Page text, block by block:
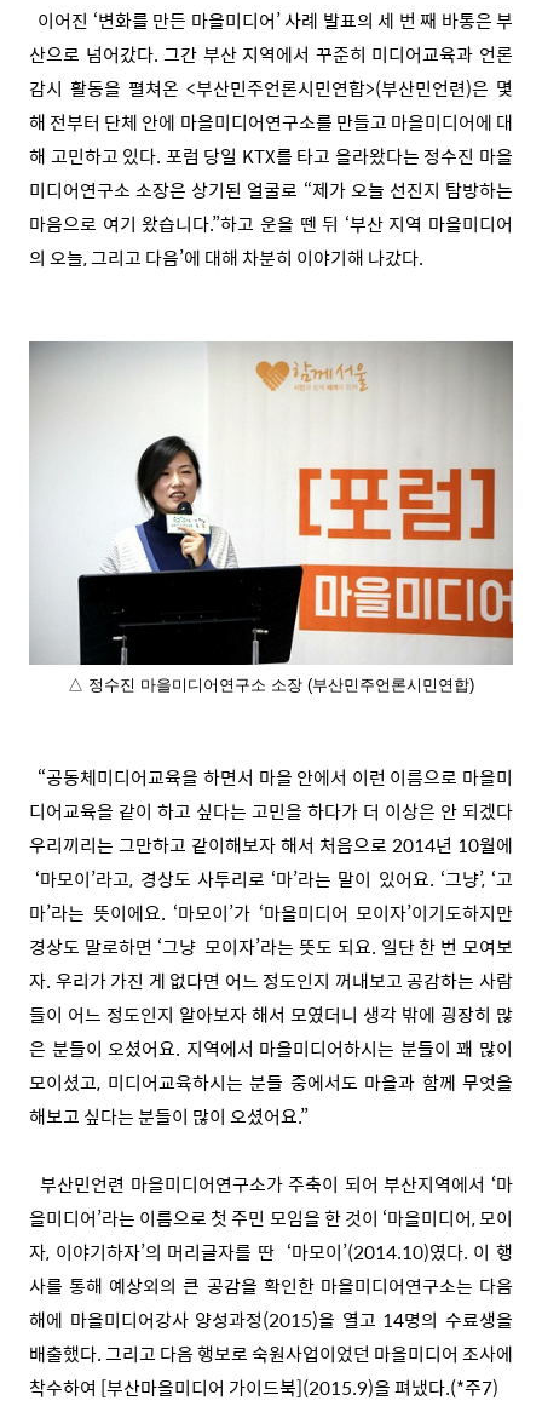
이어진 ‘변화를 만든 마을미디어’ 사례 발표의 세 번 째 바통은 부
산으로 넘어갔다. 그간 부산 지역에서 꾸준히 미디어교육과 언론
감시 활동을 펼쳐온 <부산민주언론시민연합>(부산민언련)은 몇
해 전부터 단체 안에 마을미디어연구소를 만들고 마을미디어에 대
해 고민하고 있다. 포럼 당일 KTX를 타고 올라왔다는 정수진 마을
미디어연구소 소장은 상기된 얼굴로 “제가 오늘 선진지 탐방하는
마음으로 여기 왔습니다.”하고 운을 뗀 뒤 ‘부산 지역 마을미디어
의 오늘, 그리고 다음’에 대해 차분히 이야기해 나갔다.
△ 정수진 마을미디어연구소 소장 (부산민주언론시민연합)
“공동체미디어교육을 하면서 마을 안에서 이런 이름으로 마을미
디어교육을 같이 하고 싶다는 고민을 하다가 더 이상은 안 되겠다
우리끼리는 그만하고 같이해보자 해서 처음으로 2014년 10월에
‘마모이’라고, 경상도 사투리로 ‘마’라는 말이 있어요. ‘그냥’, ‘고
마’라는 뜻이에요. ‘마모이’가 ‘마을미디어 모이자’이기도하지만
경상도 말로하면 ‘그냥 모이자’라는 뜻도 되요. 일단 한 번 모여보
자. 우리가 가진 게 없다면 어느 정도인지 꺼내보고 공감하는 사람
들이 어느 정도인지 알아보자 해서 모였더니 생각 밖에 굉장히 많
은 분들이 오셨어요. 지역에서 마을미디어하시는 분들이 꽤 많이
모이셨고, 미디어교육하시는 분들 중에서도 마을과 함께 무엇을
해보고 싶다는 분들이 많이 오셨어요.”
부산민언련 마을미디어연구소가 주축이 되어 부산지역에서 ‘마
을미디어’라는 이름으로 첫 주민 모임을 한 것이 ‘마을미디어, 모이
자, 이야기하자’의 머리글자를 딴 ‘마모이’(2014.10)였다. 이 행
사를 통해 예상외의 큰 공감을 확인한 마을미디어연구소는 다음
해에 마을미디어강사 양성과정(2015)을 열고 14명의 수료생을
배출했다. 그리고 다음 행보로 숙원사업이었던 마을미디어 조사에
착수하여 [부산마을미디어 가이드북](2015.9)을 펴냈다.(*주7)